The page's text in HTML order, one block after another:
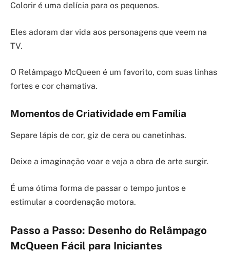
Colorir é uma delícia para os pequenos.
Eles adoram dar vida aos personagens que veem na
TV.
O Relâmpago McQueen é um favorito, com suas linhas
fortes e cor chamativa.
Momentos de Criatividade em Família
Separe lápis de cor, giz de cera ou canetinhas.
Deixe a imaginação voar e veja a obra de arte surgir.
É uma ótima forma de passar o tempo juntos e
estimular a coordenação motora.
Passo a Passo: Desenho do Relâmpago
McQueen Fácil para Iniciantes